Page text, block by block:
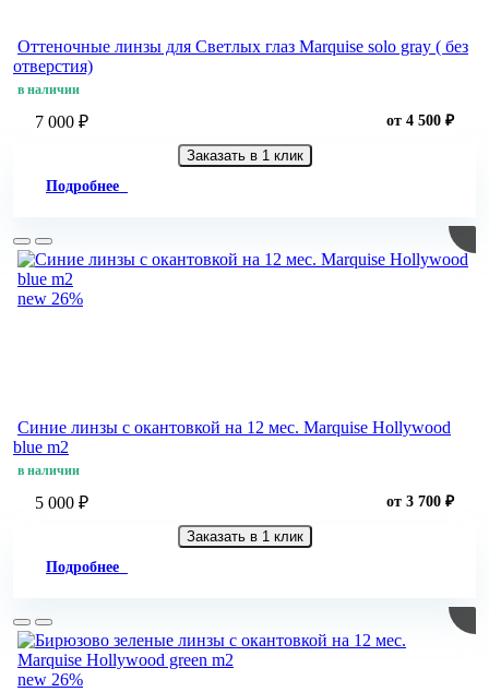
Оттеночные линзы для Светлых глаз Marquise solo gray ( без
отверстия)
в наличии
7 000 ₽ от 4 500 ₽
Заказать в 1 клик
Подробнее
new 26%
Синие линзы c окантовкой на 12 мес. Marquise Hollywood
blue m2
в наличии
5 000 ₽ от 3 700 ₽
Заказать в 1 клик
Подробнее
new 26%